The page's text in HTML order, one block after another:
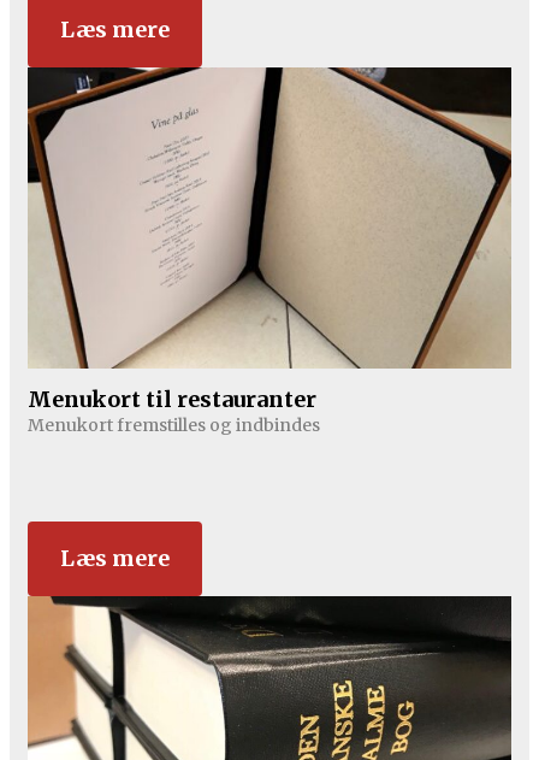
Læs mere
Menukort til restauranter
Menukort fremstilles og indbindes
Læs mere